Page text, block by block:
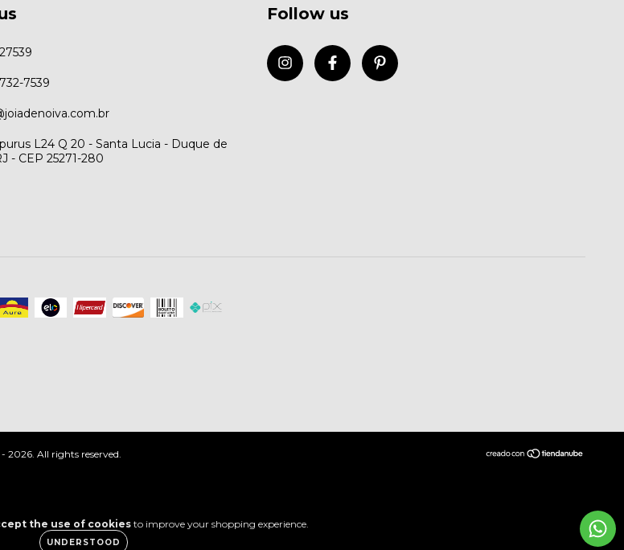
the use of cookiesto improve your shopping experience.
UNDERSTOOD
7539
L24 Q 20 - Santa Lucia - Duque de
- CEP 25271-280
Follow us
2026. All rights reserved.